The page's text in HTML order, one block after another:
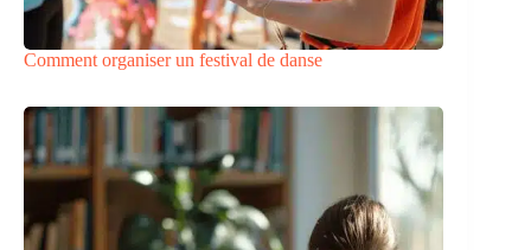
Comment organiser un festival de danse